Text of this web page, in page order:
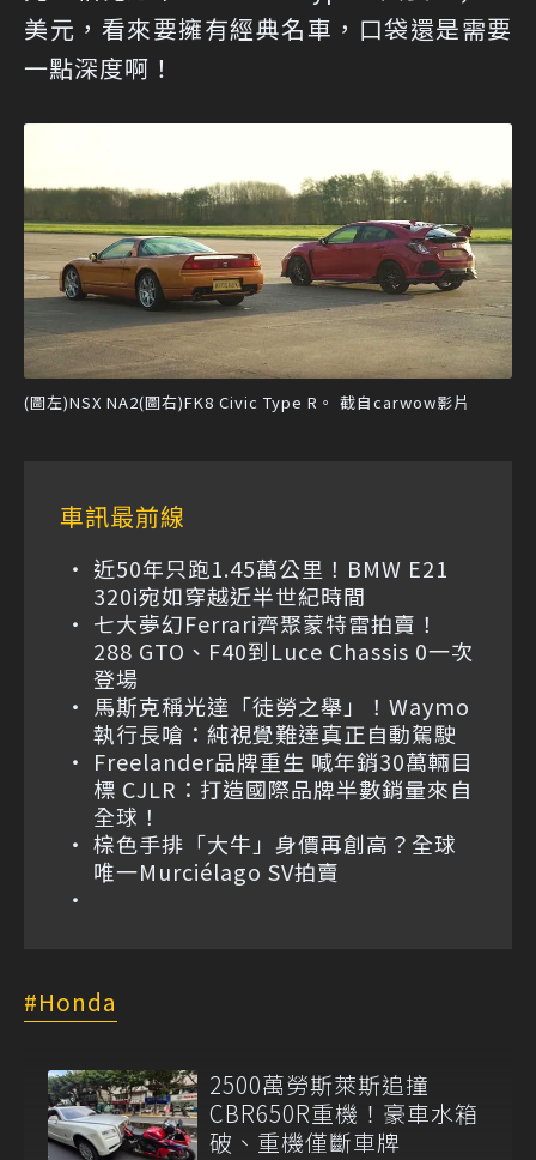
美元，看來要擁有經典名車，口袋還是需要
一點深度啊！
(圖左)NSX NA2(圖右)FK8 Civic Type R。 截自carwow影片
車訊最前線
近50年只跑1.45萬公里！BMW E21
320i宛如穿越近半世紀時間
七大夢幻Ferrari齊聚蒙特雷拍賣！
288 GTO、F40到Luce Chassis 0一次
登場
馬斯克稱光達「徒勞之舉」！Waymo
執行長嗆：純視覺難達真正自動駕駛
Freelander品牌重生 喊年銷30萬輛目
標 CJLR：打造國際品牌半數銷量來自
全球！
棕色手排「大牛」身價再創高？全球
唯一Murciélago SV拍賣
Honda
2500萬勞斯萊斯追撞
CBR650R重機！豪車水箱
破、重機僅斷車牌